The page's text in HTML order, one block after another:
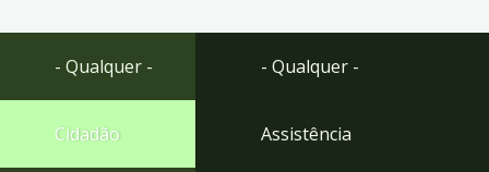
Ir
rodapé
- Qualquer -
Cidadão
- Qualquer -
Assistência